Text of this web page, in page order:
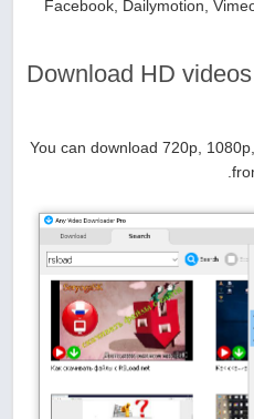
Facebook, Dailymotion,
• Download HD
You can download 720p,